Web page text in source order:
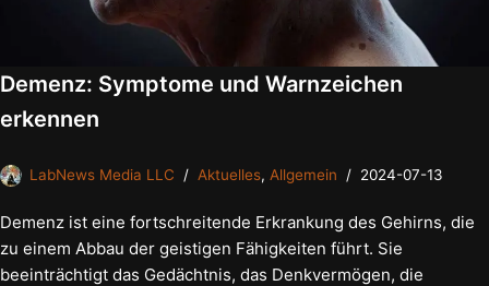
Demenz: Symptome und Warnzeichen
erkennen
LabNews Media LLC Aktuelles, Allgemein 2024-07-13
Demenz ist eine fortschreitende Erkrankung des Gehirns, die
zu einem Abbau der geistigen Fähigkeiten führt. Sie
beeinträchtigt das Gedächtnis, das Denkvermögen, die